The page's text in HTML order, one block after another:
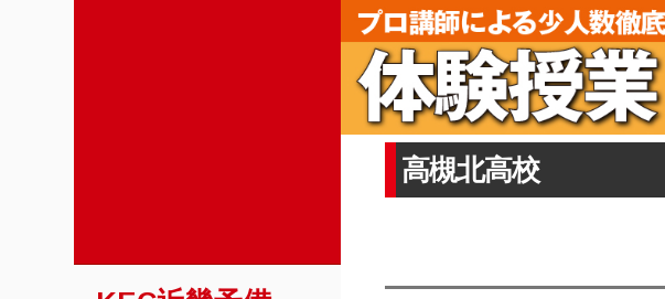
高槻北高校